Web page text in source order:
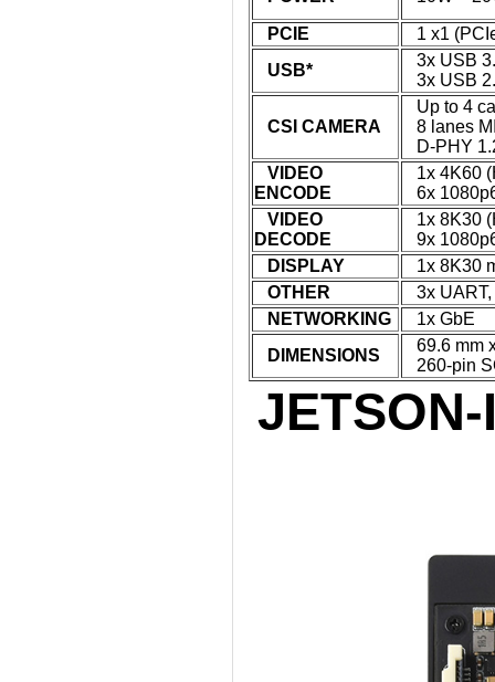
PCIE
1 x1
USB*
3x USB
3x USB
CSI CAMERA
Up to 4
8 lanes
D-PHY
VIDEO
ENCODE
1x 4K60
6x
VIDEO
DECODE
1x 8K30
9x
DISPLAY
1x 8K30
OTHER
3x UART,
NETWORKING
1x GbE
DIMENSIONS
69.6 mm
260-pin